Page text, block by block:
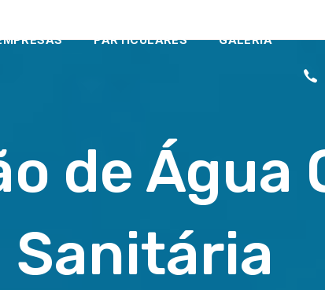
PARTICULARES GALERIA
de Água
Sanitária